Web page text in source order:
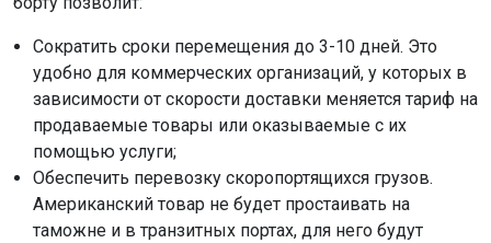
Сократить сроки перемещения до 3-10 дней. Это
удобно для коммерческих организаций, у которых в
зависимости от скорости доставки меняется тариф на
продаваемые товары или оказываемые с их
помощью услуги;
Обеспечить перевозку скоропортящихся грузов.
Американский товар не будет простаивать на
таможне и в транзитных портах, для него будут